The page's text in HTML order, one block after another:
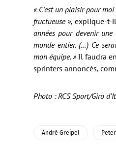
« C’est un plaisir pour
fructueuse », explique-t-
années pour devenir
monde entier. (…) Ce
mon équipe. »Il faudra
sprinters annoncés,
Photo : RCS Sport/Giro
André Greipel